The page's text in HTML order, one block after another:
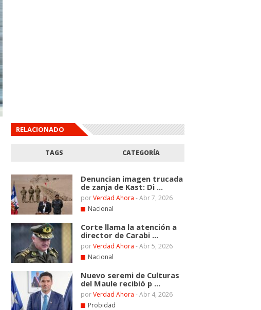
RELACIONADO
TAGS CATEGORÍA
Denuncian imagen trucada
de zanja de Kast: Di ...
porVerdad Ahora -Abr 7, 2026
Nacional
Corte llama la atención a
director de Carabi ...
porVerdad Ahora -Abr 5, 2026
Nacional
Nuevo seremi de Culturas
del Maule recibió p ...
porVerdad Ahora -Abr 4, 2026
Probidad